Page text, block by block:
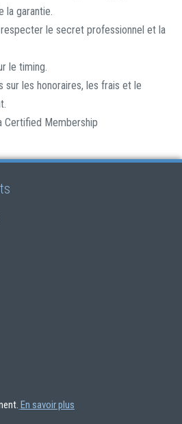
la garantie.
le secret professionnel et la
le timing.
sur les honoraires, les frais et le
Certified Membership
En savoir plus